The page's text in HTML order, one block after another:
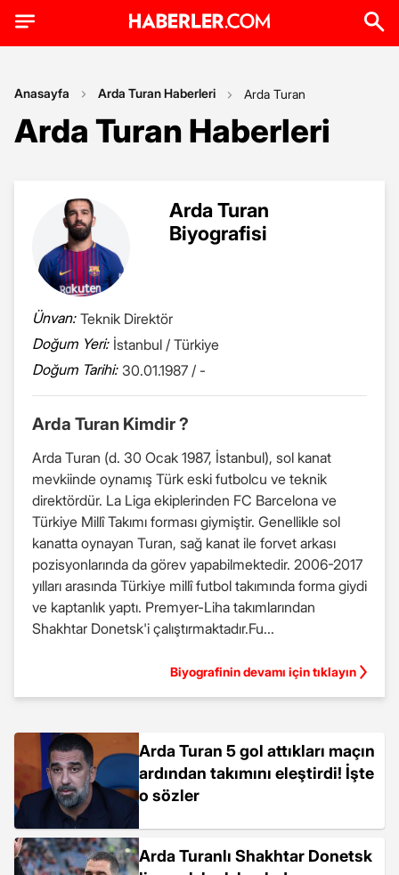
Anasayfa Arda Turan Haberleri Arda Turan
Arda Turan Haberleri
Arda Turan
Biyografisi
Ünvan: Teknik Direktör
Doğum Yeri: İstanbul / Türkiye
Doğum Tarihi: 30.01.1987 / -
Arda Turan Kimdir ?
Arda Turan (d. 30 Ocak 1987, İstanbul), sol kanat
mevkiinde oynamış Türk eski futbolcu ve teknik
direktördür. La Liga ekiplerinden FC Barcelona ve
Türkiye Millî Takımı forması giymiştir. Genellikle sol
kanatta oynayan Turan, sağ kanat ile forvet arkası
pozisyonlarında da görev yapabilmektedir. 2006-2017
yılları arasında Türkiye millî futbol takımında forma giydi
ve kaptanlık yaptı. Premyer-Liha takımlarından
Shakhtar Donetsk'i çalıştırmaktadır.Fu...
Biyografinin devamı için tıklayın
Arda Turan 5 gol attıkları maçın
ardından takımını eleştirdi! İşte
o sözler
Arda Turanlı Shakhtar Donetsk